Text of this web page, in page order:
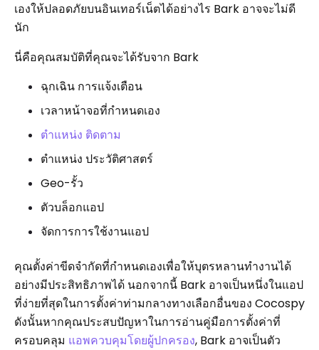
เองให้ปลอดภัยบนอินเทอร์เน็ตได้อย่างไร Bark อาจจะไม่ดี
นัก
นี่คือคุณสมบัติที่คุณจะได้รับจาก Bark
ฉุกเฉิน การแจ้งเตือน
เวลาหน้าจอที่กำหนดเอง
ตำแหน่ง ติดตาม
ตำแหน่ง ประวัติศาสตร์
Geo-รั้ว
ตัวบล็อกแอป
จัดการการใช้งานแอป
คุณตั้งค่าขีดจำกัดที่กำหนดเองเพื่อให้บุตรหลานทำงานได้
อย่างมีประสิทธิภาพได้ นอกจากนี้ Bark อาจเป็นหนึ่งในแอป
ที่ง่ายที่สุดในการตั้งค่าท่ามกลางทางเลือกอื่นของ Cocospy
ดังนั้นหากคุณประสบปัญหาในการอ่านคู่มือการตั้งค่าที่
ครอบคลุม แอพควบคุมโดยผู้ปกครอง, Bark อาจเป็นตัว